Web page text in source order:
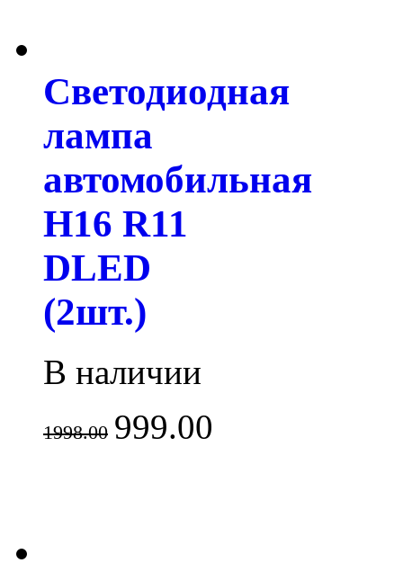
Светодиодная
лампа
автомобильная
H16 R11
DLED
(2шт.)
В наличии
1998.00 999.00